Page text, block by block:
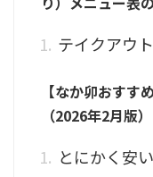
テイクアウ
【なか卯おすす
（2026年2月版）
とにかく安